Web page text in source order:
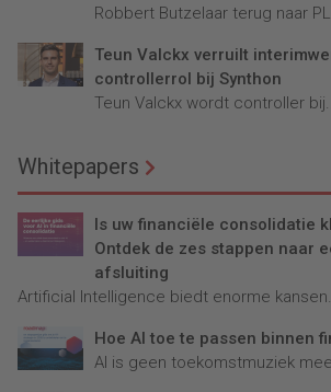
Robbert Butzelaar terug naar
Teun Valckx verruilt
controllerrol bij Synthon
Teun Valckx wordt controller bij...
Whitepapers
Is uw financiële consolidatie
Ontdek de zes stappen naar
afsluiting
Artificial Intelligence biedt enorme kansen...
Hoe AI toe te passen binnen
AI is geen toekomstmuziek